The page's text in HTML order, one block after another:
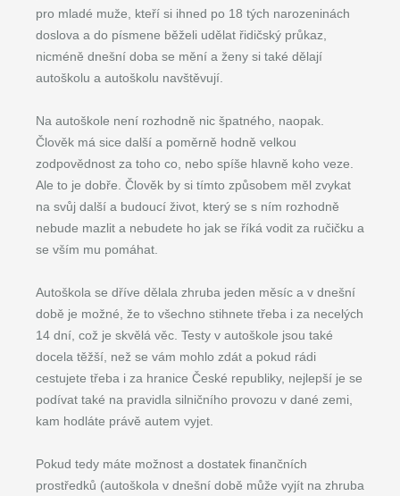
pro mladé muže, kteří si ihned po 18 tých narozeninách
doslova a do písmene běželi udělat řidičský průkaz,
nicméně dnešní doba se mění a ženy si také dělají
autoškolu a autoškolu navštěvují.
Na autoškole není rozhodně nic špatného, naopak.
Člověk má sice další a poměrně hodně velkou
zodpovědnost za toho co, nebo spíše hlavně koho veze.
Ale to je dobře. Člověk by si tímto způsobem měl zvykat
na svůj další a budoucí život, který se s ním rozhodně
nebude mazlit a nebudete ho jak se říká vodit za ručičku a
se vším mu pomáhat.
Autoškola se dříve dělala zhruba jeden měsíc a v dnešní
době je možné, že to všechno stihnete třeba i za necelých
14 dní, což je skvělá věc. Testy v autoškole jsou také
docela těžší, než se vám mohlo zdát a pokud rádi
cestujete třeba i za hranice České republiky, nejlepší je se
podívat také na pravidla silničního provozu v dané zemi,
kam hodláte právě autem vyjet.
Pokud tedy máte možnost a dostatek finančních
prostředků (autoškola v dnešní době může vyjít na zhruba